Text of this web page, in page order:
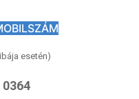
esetén)
0364